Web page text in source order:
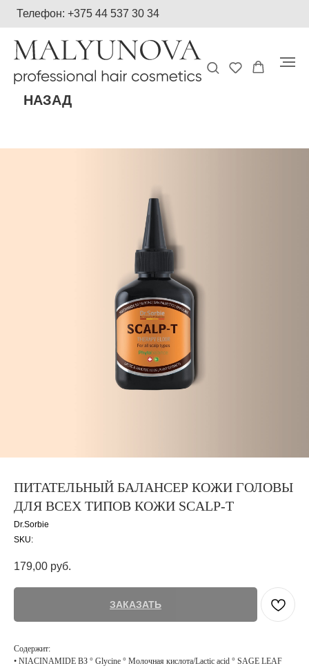
Телефон: +375 44 537 30 34
НАЗАД
ПИТАТЕЛЬНЫЙ БАЛАНСЕР КОЖИ ГОЛОВЫ
ДЛЯ ВCEX ТИПОВ КОЖИ SCALP-Т
Dr.Sorbie
SKU:
179,00 руб.
ЗАКАЗАТЬ
Содержит:
• NIACINAMIDE ВЗ ° Glycine ° Молочная кислота/Lасtіс acid ° SAGE LEAF